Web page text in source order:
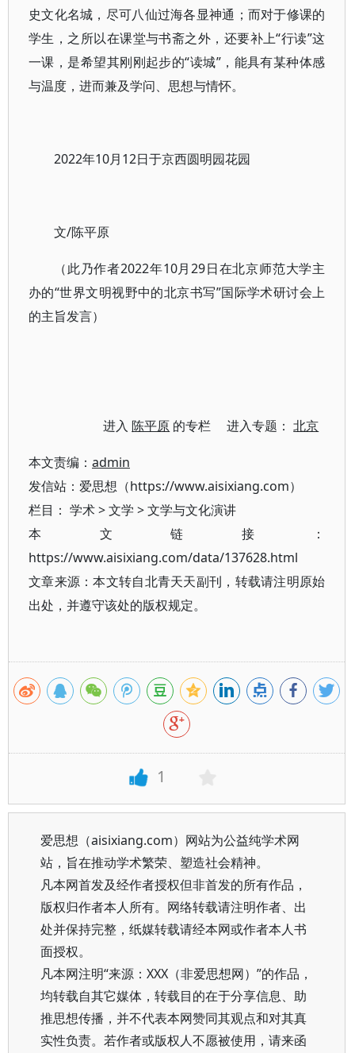
史文化名城，尽可八仙过海各显神通；而对于修课的
学生，之所以在课堂与书斋之外，还要补上“行读”这
一课，是希望其刚刚起步的“读城”，能具有某种体感
与温度，进而兼及学问、思想与情怀。
2022年10月12日于京西圆明园花园
文/陈平原
（此乃作者2022年10月29日在北京师范大学主
办的“世界文明视野中的北京书写”国际学术研讨会上
的主旨发言）
进入陈平原 的专栏 进入专题：北京
本文责编： admin
发信站：爱思想（https://www.aisixiang.com）
栏目： 学术>文学 >文学与文化演讲
本文链接：
https://www.aisixiang.com/data/137628.html
文章来源：本文转自北青天天副刊，转载请注明原始
出处，并遵守该处的版权规定。
1
爱思想（aisixiang.com）网站为公益纯学术网
站，旨在推动学术繁荣、塑造社会精神。
凡本网首发及经作者授权但非首发的所有作品，
版权归作者本人所有。网络转载请注明作者、出
处并保持完整，纸媒转载请经本网或作者本人书
面授权。
凡本网注明“来源：XXX（非爱思想网）”的作品，
均转载自其它媒体，转载目的在于分享信息、助
推思想传播，并不代表本网赞同其观点和对其真
实性负责。若作者或版权人不愿被使用，请来函